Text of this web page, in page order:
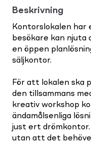
Beskrivning
Kontorslokalen har
besökare kan
en öppen
säljkontor.
För att lokalen ska
den tillsammans
kreativ workshop
ändamålsenliga
just ert
utan att det